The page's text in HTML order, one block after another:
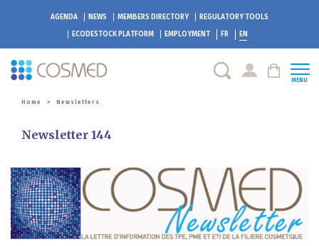
AGENDA NEWS MEMBERS DIRECTORY
REGULATORY TOOLS
ECODESTOCK PLATFORM EMPLOYMENT FR EN
MENU
Home > Newsletters
Newsletter 144